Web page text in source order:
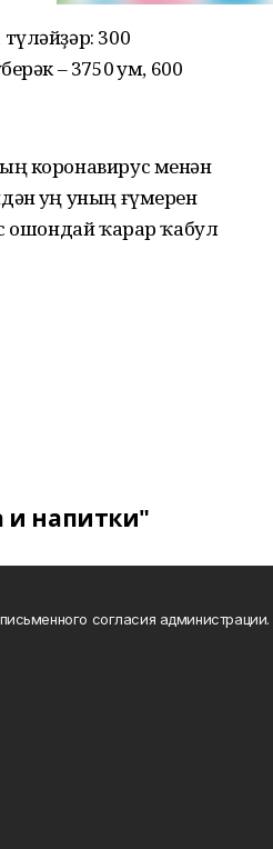
300
– 3750 һум, 600
коронавирус менән
һуң уның ғүмерен
ошондай ҡарар ҡабул
и напитки"
согласия администрации.